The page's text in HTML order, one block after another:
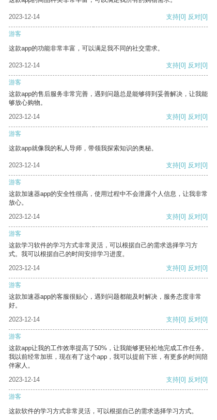
2023-12-14 支持[0] 反对[0]
游客
这款app的功能非常丰富，可以满足我不同的社交需求。
2023-12-14 支持[0] 反对[0]
游客
这款app的售后服务非常完善，遇到问题总是能够得到妥善解决，让我能
够放心购物。
2023-12-14
支持[0] 反对[0]
游客
这款app就像我的私人导师，带领我探索知识的奥秘。
2023-12-14 支持[0] 反对[0]
游客
这款加速器app的安全性很高，使用过程中不会泄露个人信息，让我非常
放心。
2023-12-14
支持[0] 反对[0]
游客
这款学习软件的学习方式非常灵活，可以根据自己的需求选择学习方
式。我可以根据自己的时间安排学习进度。
2023-12-14
支持[0] 反对[0]
游客
这款加速器app的客服很贴心，遇到问题都能及时解决，服务态度非常
好。
2023-12-14
支持[0] 反对[0]
游客
这款app让我的工作效率提高了50%，让我能够更轻松地完成工作任务。
我以前经常加班，现在有了这个app，我可以提前下班，有更多的时间陪
伴家人。
2023-12-14
支持[0] 反对[0]
游客
这款软件的学习方式非常灵活，可以根据自己的需求选择学习方式。